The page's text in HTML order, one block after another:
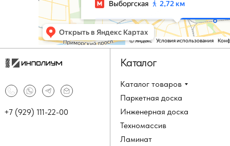
Каталог товаров
Паркетная доска
Инженерная доска
Техномассив
+7 (929) 111-22-00
Каталог
Ламинат